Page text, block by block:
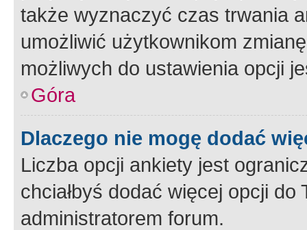
także wyznaczyć czas trwania
umożliwić użytkownikom
możliwych do ustawienia opcji
Góra
Dlaczego nie mogę dodać
Liczba opcji ankiety jest
chciałbyś dodać więcej opcji
administratorem forum.